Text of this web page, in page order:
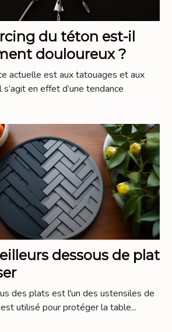
du téton est-il
douloureux ?
actuelle est aux tatouages et aux
s’agit en effet d’une tendance
dessous de plat
des plats est l'un des ustensiles de
utilisé pour protéger la table...